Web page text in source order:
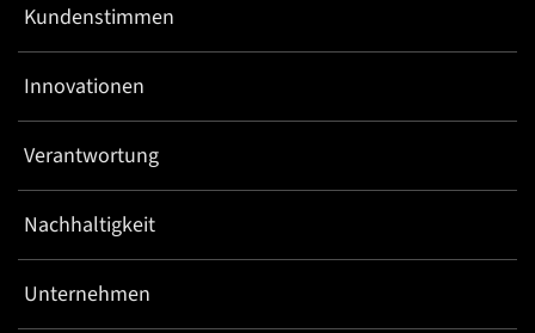
Kundenstimmen
Innovationen
Verantwortung
Nachhaltigkeit
Unternehmen